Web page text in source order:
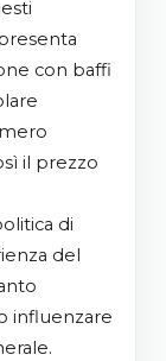
con baffi
il prezzo
di
del
influenzare